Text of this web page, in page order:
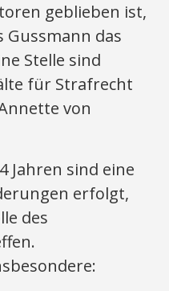
geblieben ist,
Gussmann das
Stelle sind
für Strafrecht
von
Jahren sind eine
erfolgt,
des